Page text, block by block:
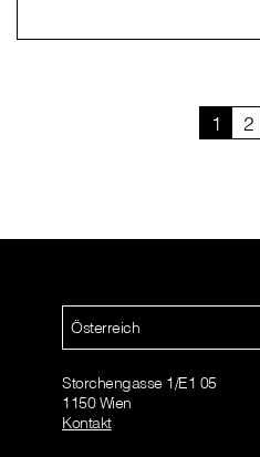
1 2
Österreich
Storchengasse 1/E1 05
1150 Wien
Kontakt